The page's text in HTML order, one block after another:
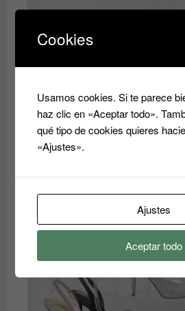
Zandalia
40.00€
era:
35.00€
es:
Cookies
Usamos cookies. Si te parece
haz clic en «Aceptar todo».
qué tipo de cookies quieres
«Ajustes».
Ajustes
Aceptar todo